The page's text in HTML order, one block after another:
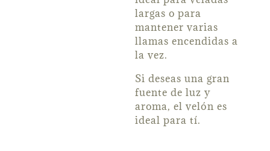
largas o para
mantener varias
llamas encendidas a
la vez.
Si deseas una gran
fuente de luz y
aroma, el velón es
ideal para tí.